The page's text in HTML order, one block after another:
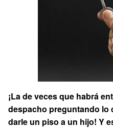
¡La de veces que habrá
despacho preguntando lo
darle un piso a un hijo! Y